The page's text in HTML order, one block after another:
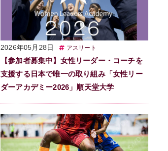
2026年05月28日 アスリート
【参加者募集中】女性リーダー・コーチを
支援する日本で唯一の取り組み「女性リー
ダーアカデミー2026」順天堂大学